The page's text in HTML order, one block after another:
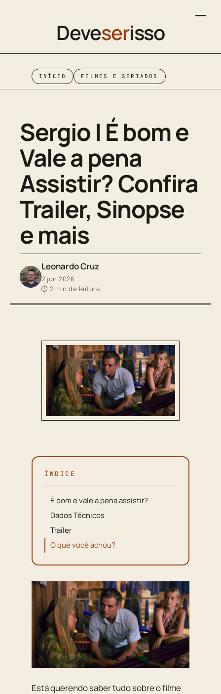
Deveserisso
INÍCIO FILMES E SERIADOS
Sergio | É bom e
Vale a pena
Assistir? Confira
Trailer, Sinopse
e mais
Leonardo Cruz
2 jun 2026
⏱ 2 min de leitura
ÍNDICE
É bom e vale a pena assistir?
Dados Técnicos
Trailer
O que você achou?
Está querendo saber tudo sobre o filme